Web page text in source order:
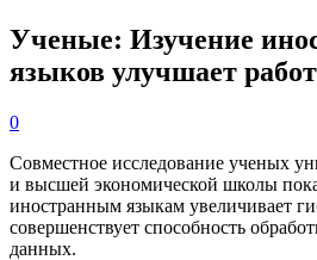
Ученые: Изучение
языков улучшает
0
Совместное исследование ученых
и высшей экономической школы
иностранным языкам увеличивает
совершенствует способность
данных.